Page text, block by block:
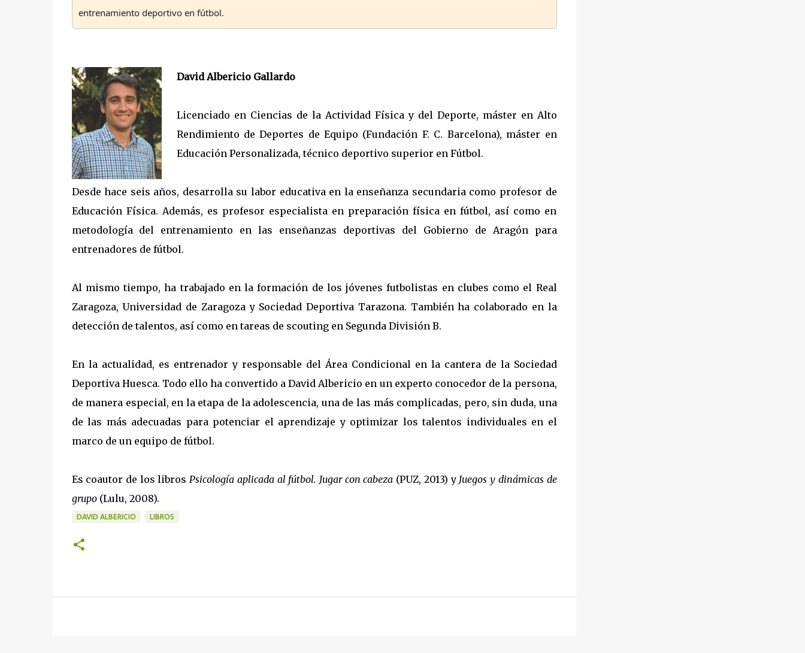
entrenamiento deportivo en fútbol.
David Albericio Gallardo
Licenciado en Ciencias de la Actividad Física y del Deporte, máster en Alto
Rendimiento de Deportes de Equipo (Fundación F. C. Barcelona), máster en
Educación Personalizada, técnico deportivo superior en Fútbol.
Desde hace seis años, desarrolla su labor educativa en la enseñanza secundaria como profesor de
Educación Física. Además, es profesor especialista en preparación física en fútbol, así como en
metodología del entrenamiento en las enseñanzas deportivas del Gobierno de Aragón para
entrenadores de fútbol.
Al mismo tiempo, ha trabajado en la formación de los jóvenes futbolistas en clubes como el Real
Zaragoza, Universidad de Zaragoza y Sociedad Deportiva Tarazona. También ha colaborado en la
detección de talentos, así como en tareas de scouting en Segunda División B.
En la actualidad, es entrenador y responsable del Área Condicional en la cantera de la Sociedad
Deportiva Huesca. Todo ello ha convertido a David Albericio en un experto conocedor de la persona,
de manera especial, en la etapa de la adolescencia, una de las más complicadas, pero, sin duda, una
de las más adecuadas para potenciar el aprendizaje y optimizar los talentos individuales en el
marco de un equipo de fútbol.
Es coautor de los libros Psicología aplicada al fútbol. Jugar con cabeza (PUZ, 2013) y Juegos y dinámicas de
grupo(Lulu, 2008).
DAVID ALBERICIO LIBROS